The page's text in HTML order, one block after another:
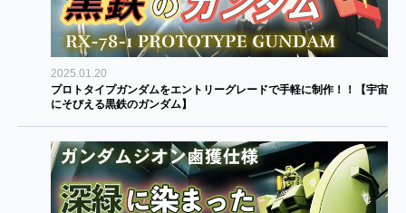
2025.01.20
プロトタイプガンダムをエントリーグレードで手軽に制作！！【宇宙
にそびえる黒鉄のガンダム】